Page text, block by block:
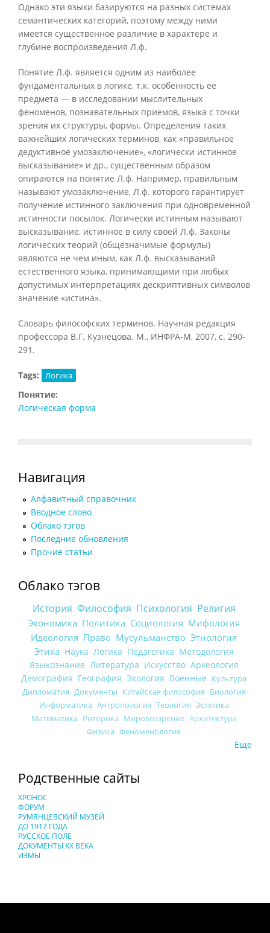
Однако эти языки базируются на разных системах
семантических категорий, поэтому между ними
имеется существенное различие в характере и
глубине воспроизведения Л.ф.
Понятие Л.ф. является одним из наиболее
фундаментальных в логике, т.к. особенность ее
предмета — в исследовании мыслительных
феноменов, познавательных приемов, языка с точки
зрения их структуры, формы. Определения таких
важнейших логических терминов, как «правильное
дедуктивное умозаключение», «логически истинное
высказывание» и др., существенным образом
опираются на понятие Л.ф. Например, правильным
называют умозаключение, Л.ф. которого гарантирует
получение истинного заключения при одновременной
истинности посылок. Логически истинным называют
высказывание, истинное в силу своей Л.ф. Законы
логических теорий (общезначимые формулы)
являются не чем иным, как Л.ф. высказываний
естественного языка, принимающими при любых
допустимых интерпретациях дескриптивных символов
значение «истина».
Словарь философских терминов. Научная редакция
профессора В.Г. Кузнецова. М., ИНФРА-М, 2007, с. 290-
291.
Tags: Логика
Понятие:
Логическая форма
Навигация
Алфавитный справочник
Вводное слово
Облако тэгов
Последние обновления
Прочие статьи
Облако тэгов
История Философия Психология Религия
Экономика Политика Социология Мифология
Идеология Право Мусульманство Этнология
Этика Наука Логика Педагогика Методология
Языкознание Литература Искусство Археология
Демография География Экология Военные Культура
Дипломатия Документы Китайская философия Биология
Информатика Антропология Теология Эстетика
Математика Риторика Мировоззрение Архитектура
Физика Феноменология
Еще
Родственные сайты
ХРОНОС
ФОРУМ
РУМЯНЦЕВСКИЙ МУЗЕЙ
ДО 1917 ГОДА
РУССКОЕ ПОЛЕ
ДОКУМЕНТЫ XX ВЕКА
ИЗМЫ